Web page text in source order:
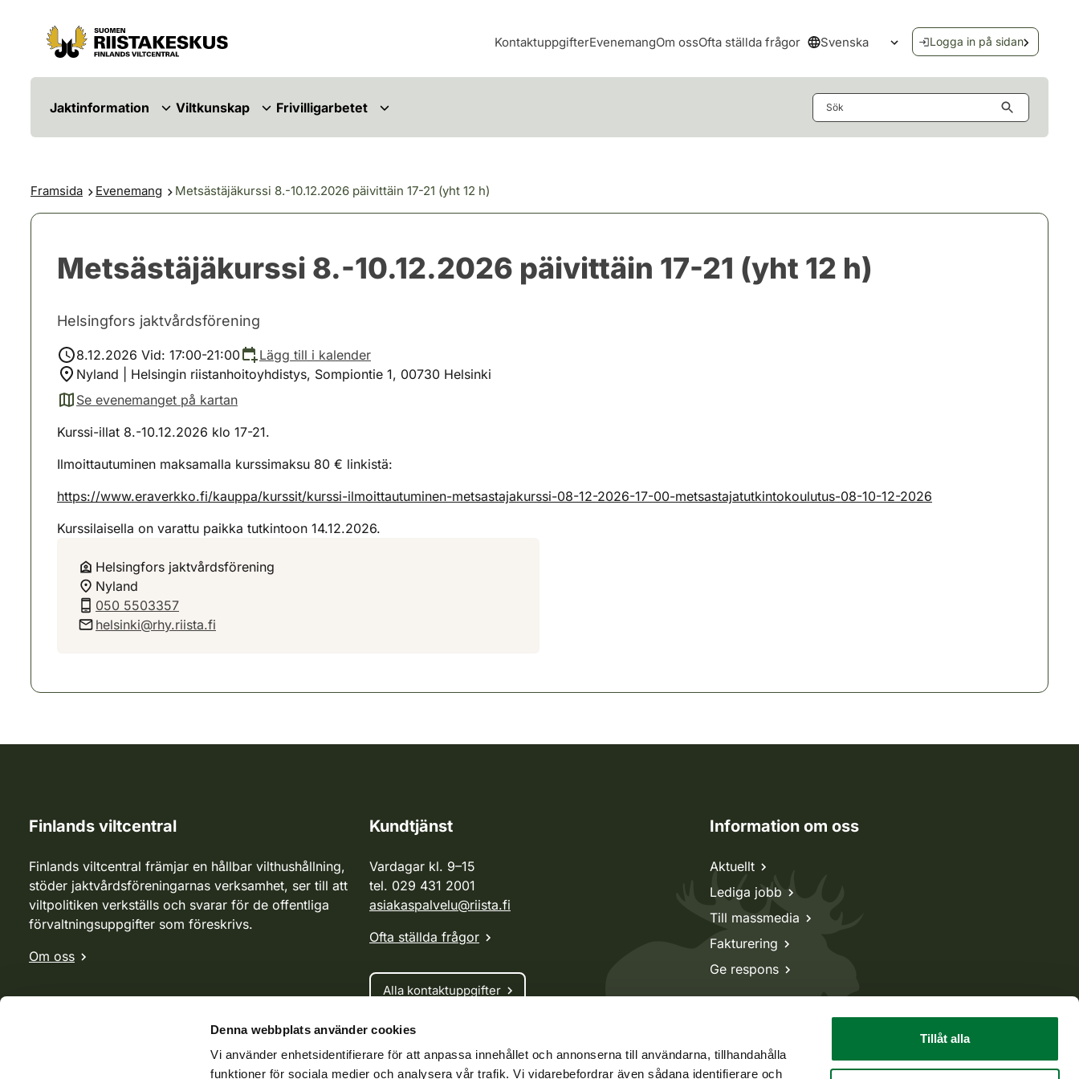
Denna webbplats använder cookies
Vi använder enhetsidentifierare för att anpassa innehållet och annonserna till användarna, tillhandahålla
funktioner för sociala medier och analysera vår trafik. Vi vidarebefordrar även sådana identifierare och
Tillåt alla
Hoppa till innehåll
Gå till webbplatskartan
KontaktuppgifterEvenemangOm ossOfta ställda frågor Svenska
Öppna språkmenyn
Logga in på sidan
Jaktinformation Viltkunskap Frivilligarbetet
Framsida Evenemang Metsästäjäkurssi 8.-10.12.2026 päivittäin 17-21 (yht 12 h)
Metsästäjäkurssi 8.-10.12.2026 päivittäin 17-21 (yht 12 h)
Helsingfors jaktvårdsförening
8.12.2026 Vid: 17:00-21:00
Lägg till i kalender
Nyland | Helsingin riistanhoitoyhdistys, Sompiontie 1, 00730 Helsinki
Se evenemanget på kartan
(avautuu uuteen välilehteen)
Kurssi-illat 8.-10.12.2026 klo 17-21.
Ilmoittautuminen maksamalla kurssimaksu 80 € linkistä:
https://www.eraverkko.fi/kauppa/kurssit/kurssi-ilmoittautuminen-metsastajakurssi-08-12-2026-17-00-metsastajatutkintokoulutus-08-10-12-2026
Kurssilaisella on varattu paikka tutkintoon 14.12.2026.
Helsingfors jaktvårdsförening
Nyland
050 5503357
helsinki@rhy.riista.fi
Finlands viltcentral
Finlands viltcentral främjar en hållbar vilthushållning,
stöder jaktvårdsföreningarnas verksamhet, ser till att
viltpolitiken verkställs och svarar för de offentliga
förvaltningsuppgifter som föreskrivs.
Om oss
Kundtjänst
Vardagar kl. 9–15
tel. 029 431 2001
asiakaspalvelu@riista.fi
Ofta ställda frågor
Alla kontaktuppgifter
Jaktkort
Oma riista -tjänsten
Information om oss
Aktuellt
Lediga jobb
Till massmedia
Fakturering
Ge respons